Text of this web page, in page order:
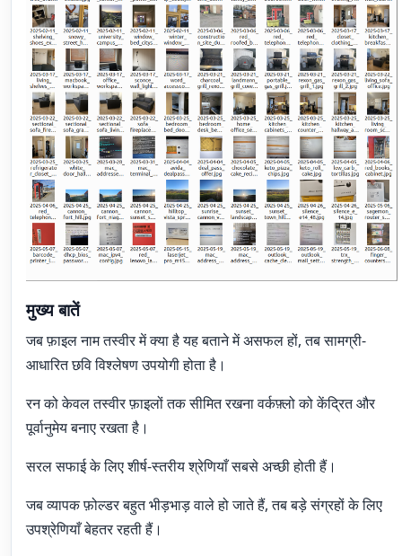
मुख्य बातें
जब फ़ाइल नाम तस्वीर में क्या है यह बताने में असफल हों, तब सामग्री-
आधारित छवि विश्लेषण उपयोगी होता है।
रन को केवल तस्वीर फ़ाइलों तक सीमित रखना वर्कफ़्लो को केंद्रित और
पूर्वानुमेय बनाए रखता है।
सरल सफाई के लिए शीर्ष-स्तरीय श्रेणियाँ सबसे अच्छी होती हैं।
जब व्यापक फ़ोल्डर बहुत भीड़भाड़ वाले हो जाते हैं, तब बड़े संग्रहों के लिए
उपश्रेणियाँ बेहतर रहती हैं।